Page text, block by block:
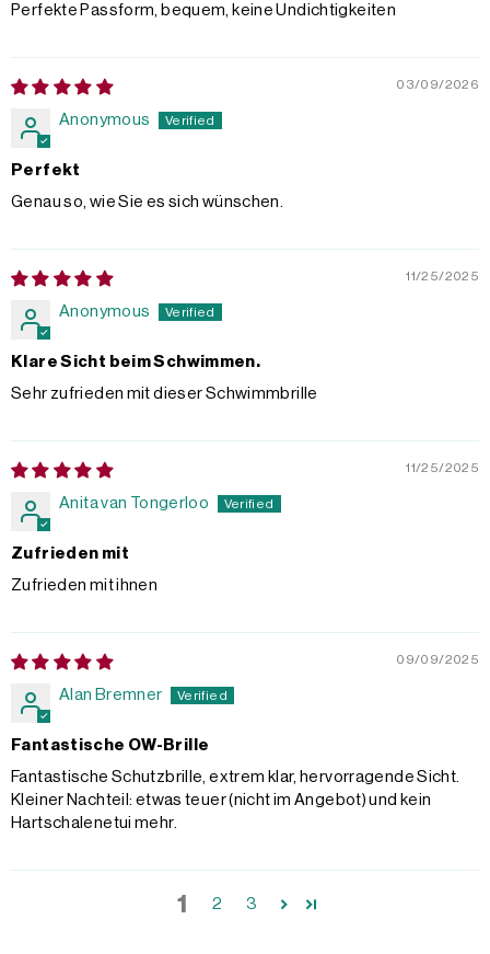
Perfekte Passform, bequem, keine Undichtigkeiten
03/09/2026
Anonymous
Perfekt
Genau so, wie Sie es sich wünschen.
11/25/2025
Anonymous
Klare Sicht beim Schwimmen.
Sehr zufrieden mit dieser Schwimmbrille
11/25/2025
Anita van Tongerloo
Zufrieden mit
Zufrieden mit ihnen
09/09/2025
Alan Bremner
Fantastische OW-Brille
Fantastische Schutzbrille, extrem klar, hervorragende Sicht.
Kleiner Nachteil: etwas teuer (nicht im Angebot) und kein
Hartschalenetui mehr.
1 2 3